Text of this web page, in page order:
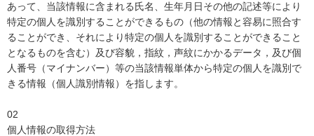
あって、当該情報に含まれる氏名、生年月日その他の記述等により
特定の個人を識別することができるもの（他の情報と容易に照合す
ることができ、それにより特定の個人を識別することができること
となるものを含む）及び容貌，指紋，声紋にかかるデータ，及び個
人番号（マイナンバー）等の当該情報単体から特定の個人を識別で
きる情報（個人識別情報）を指します。
02
個人情報の取得方法